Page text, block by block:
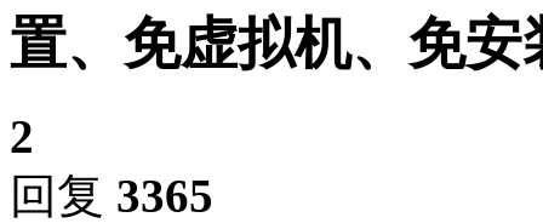
置、免虚拟机、免安
2
回复 3365